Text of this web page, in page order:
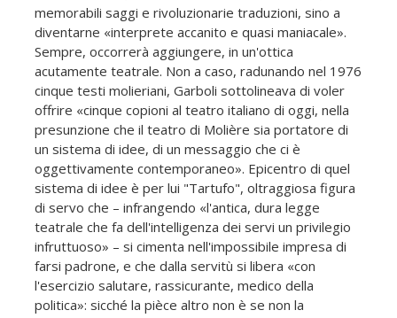
memorabili saggi e rivoluzionarie traduzioni, sino a
diventarne «interprete accanito e quasi maniacale».
Sempre, occorrerà aggiungere, in un'ottica
acutamente teatrale. Non a caso, radunando nel 1976
cinque testi molieriani, Garboli sottolineava di voler
offrire «cinque copioni al teatro italiano di oggi, nella
presunzione che il teatro di Molière sia portatore di
un sistema di idee, di un messaggio che ci è
oggettivamente contemporaneo». Epicentro di quel
sistema di idee è per lui "Tartufo", oltraggiosa figura
di servo che – infrangendo «l'antica, dura legge
teatrale che fa dell'intelligenza dei servi un privilegio
infruttuoso» – si cimenta nell'impossibile impresa di
farsi padrone, e che dalla servitù si libera «con
l'esercizio salutare, rassicurante, medico della
politica»: sicché la pièce altro non è se non la